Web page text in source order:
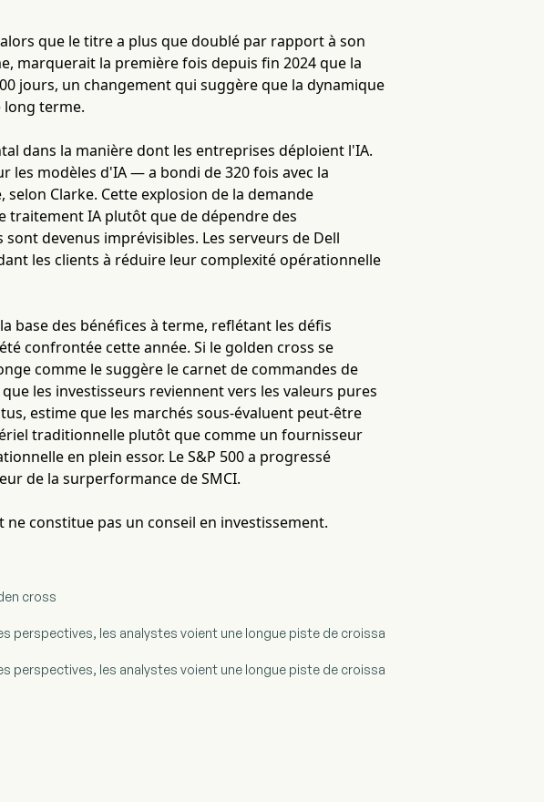
que le titre a plus que doublé par rapport à son
marquerait la première fois depuis fin 2024 que la
jours, un changement qui suggère que la dynamique
long terme.
dans la manière dont les entreprises déploient l'IA.
modèles d'IA — a bondi de 320 fois avec la
Clarke. Cette explosion de la demande
traitement IA plutôt que de dépendre des
devenus imprévisibles. Les serveurs de Dell
les clients à réduire leur complexité opérationnelle
base des bénéfices à terme, reflétant les défis
confrontée cette année. Si le golden cross se
comme le suggère le carnet de commandes de
les investisseurs reviennent vers les valeurs pures
estime que les marchés sous-évaluent peut-être
traditionnelle plutôt que comme un fournisseur
en plein essor. Le S&P 500 a progressé
de la surperformance de SMCI.
constitue pas un conseil en investissement.
cross
perspectives, les analystes voient une longue piste de croissa
perspectives, les analystes voient une longue piste de croissa